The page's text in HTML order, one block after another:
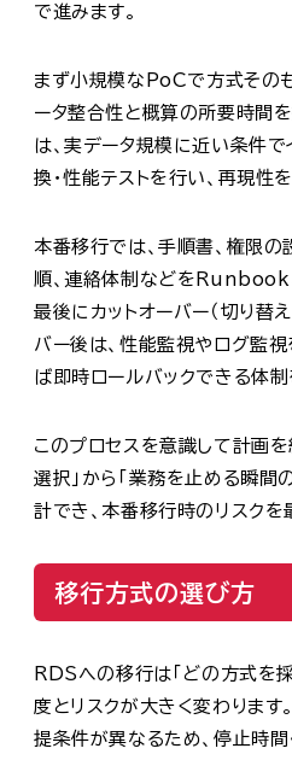
で進みます。
まず小規模なPoCで方式その
ータ整合性と概算の所要時間
は、実データ規模に近い条件で
換・性能テストを行い、再現性
本番移行では、手順書、権限の
順、連絡体制などをRunbook
最後にカットオーバー（切り替
バー後は、性能監視やログ監
ば即時ロールバックできる体制
このプロセスを意識して計画
選択」から「業務を止める瞬間
計でき、本番移行時のリスクを
移行方式の選び方
RDSへの移行は「どの方式を
度とリスクが大きく変わりま
提条件が異なるため、停止時間